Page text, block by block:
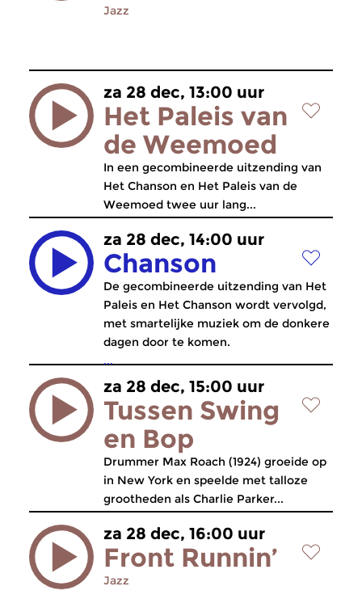
Jazz
za 28 dec, 13:00 uur
Het Paleis van
de Weemoed
In een gecombineerde uitzending van
Het Chanson en Het Paleis van de
Weemoed twee uur lang...
za 28 dec, 14:00 uur
Chanson
De gecombineerde uitzending van Het
Paleis en Het Chanson wordt vervolgd,
met smartelijke muziek om de donkere
dagen door te komen.
...
za 28 dec, 15:00 uur
Tussen Swing
en Bop
Drummer Max Roach (1924) groeide op
in New York en speelde met talloze
grootheden als Charlie Parker...
za 28 dec, 16:00 uur
Front Runnin’
Jazz